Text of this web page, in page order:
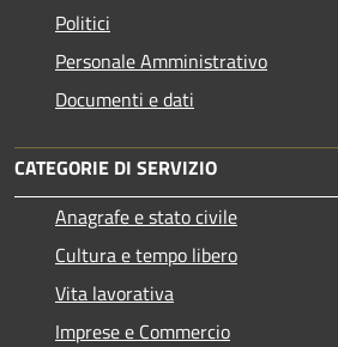
Politici
Personale Amministrativo
Documenti e dati
CATEGORIE DI SERVIZIO
Anagrafe e stato civile
Cultura e tempo libero
Vita lavorativa
Imprese e Commercio